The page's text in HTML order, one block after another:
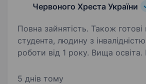
Червоного Хреста України
Повна зайнятість. Також готові
студента, людину з
роботи від 1 року. Вища освіта. Ведення справ
допомоги (ППД) та підтримки (в
5 днів тому